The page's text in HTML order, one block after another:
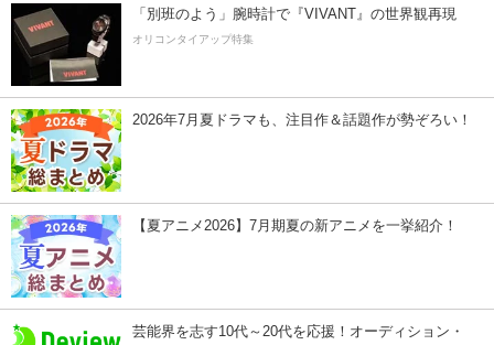
「別班のよう」腕時計で『VIVANT』の世界観再現
オリコンタイアップ特集
2026年7月夏ドラマも、注目作＆話題作が勢ぞろい！
【夏アニメ2026】7月期夏の新アニメを一挙紹介！
芸能界を志す10代～20代を応援！オーディション・